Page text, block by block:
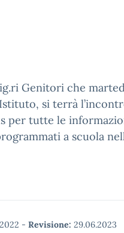
Genitori che
si terrà
per tutte le
a scuola
- Revisione: 29.06.2023